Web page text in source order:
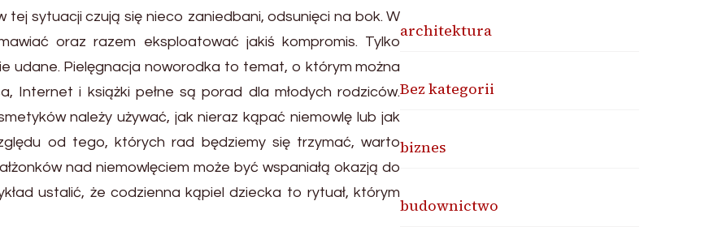
sytuacji czują się nieco zaniedbani, odsunięci na bok. W
oraz razem eksploatować jakiś kompromis. Tylko
udane. Pielęgnacja noworodka to temat, o którym można
Internet i książki pełne są porad dla młodych rodziców.
należy używać, jak nieraz kąpać niemowlę lub jak
od tego, których rad będziemy się trzymać, warto
nad niemowlęciem może być wspaniałą okazją do
ustalić, że codzienna kąpiel dziecka to rytuał, którym
architektura
Bez kategorii
biznes
budownictwo